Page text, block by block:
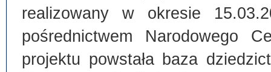
realizowany w okresie
pośrednictwem Narodowego
projektu powstała baza